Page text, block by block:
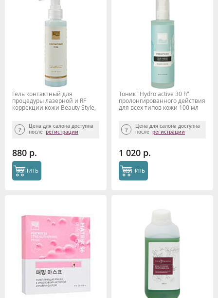
Гель контактный для
процедуры лазерной и RF
коррекции кожи Beauty Style,
Цена для салона доступна
после регистрации
880 р.
КУПИТЬ
Тоник "Hydro active 30 h"
пролонгированного действия
для всех типов кожи 100 мл
Цена для салона доступна
после регистрации
1 020 р.
КУПИТЬ